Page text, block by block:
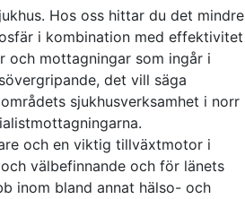
Hos oss hittar du det mindre
i kombination med effektivitet
och mottagningar som ingår i
det vill säga
sjukhusverksamhet i norr
och en viktig tillväxtmotor i
välbefinnande och för länets
inom bland annat hälso- och